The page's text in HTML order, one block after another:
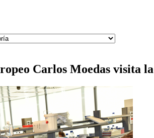
Carlos Moedas visita